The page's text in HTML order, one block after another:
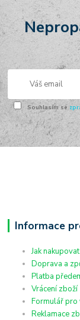
Souhlasím se
Informace
Jak
Doprava a
Platba
Vrácení zboží
Formulář pro
Reklamace